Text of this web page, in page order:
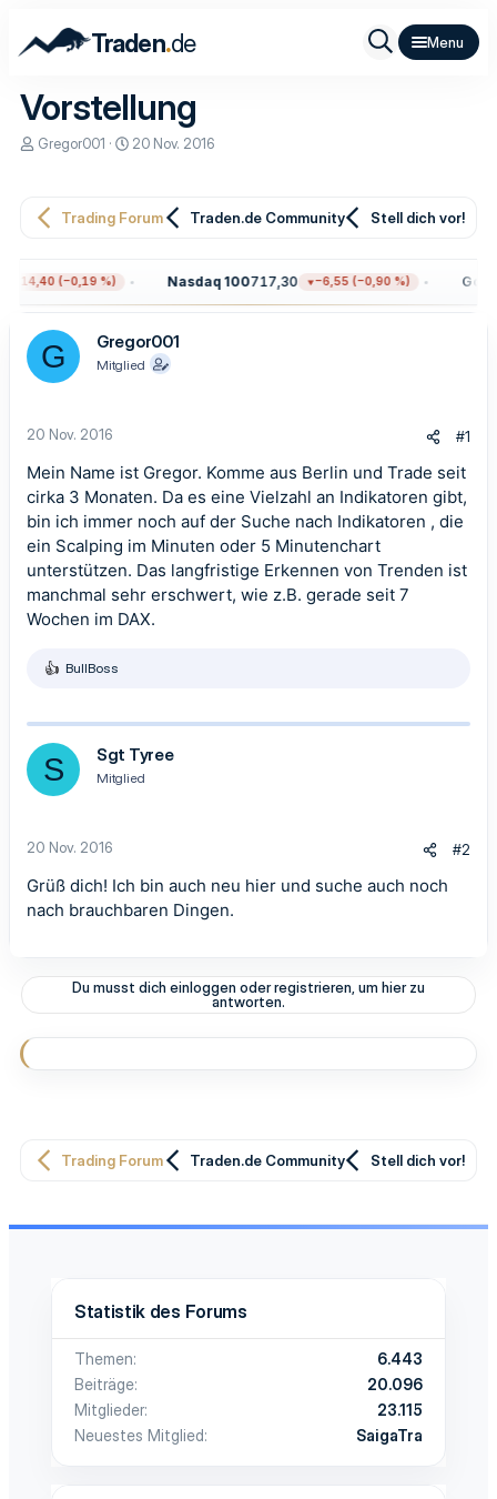
Traden.de
Vorstellung
E
e
r
Gregor001
E
e
a
m
20 Nov. 2016
Trading Forum Traden.de Community Stell dich vor!
−14,40 (−0,19 %) Nasdaq 100717,30 −6,55 (−0,90 %) Gold
G Gregor001
Mitglied
20 Nov. 2016 #1
Mein Name ist Gregor. Komme aus Berlin und Trade seit
cirka 3 Monaten. Da es eine Vielzahl an Indikatoren gibt,
bin ich immer noch auf der Suche nach Indikatoren , die
ein Scalping im Minuten oder 5 Minutenchart
unterstützen. Das langfristige Erkennen von Trenden ist
manchmal sehr erschwert, wie z.B. gerade seit 7
Wochen im DAX.
R
k
t
o
n
:
BullBoss
S Sgt Tyree
Mitglied
20 Nov. 2016 #2
Grüß dich! Ich bin auch neu hier und suche auch noch
nach brauchbaren Dingen.
Du musst dich einloggen oder registrieren, um hier zu
antworten.
Trading Forum Traden.de Community Stell dich vor!
Statistik des Forums
Themen
6.443
Beiträge
20.096
Mitglieder
23.115
Neuestes Mitglied
SaigaTra